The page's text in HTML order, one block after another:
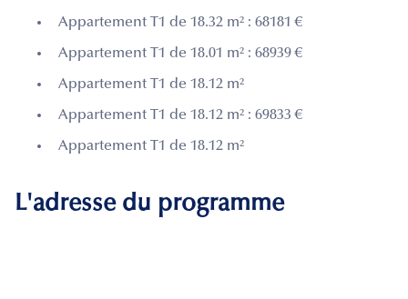
Appartement T1 de 18.32 m² : 68181 €
Appartement T1 de 18.01 m² : 68939 €
Appartement T1 de 18.12 m²
Appartement T1 de 18.12 m² : 69833 €
Appartement T1 de 18.12 m²
L'adresse du programme